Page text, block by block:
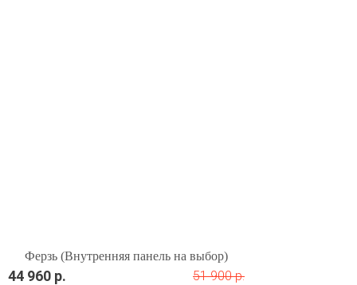
Ферзь (Внутренняя панель на выбор)
44 960 р.
51 900 р.